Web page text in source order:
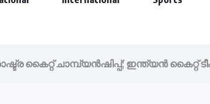
കൈറ്റ് ചാമ്പ്യന്‍ഷിപ്പ്; ഇന്ത്യന്‍ കൈറ്റ്